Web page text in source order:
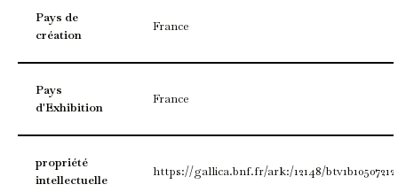
Pays de
création
France
Pays
d'Exhibition
France
propriété
intellectuelle
https://gallica.bnf.fr/ark:/12148/